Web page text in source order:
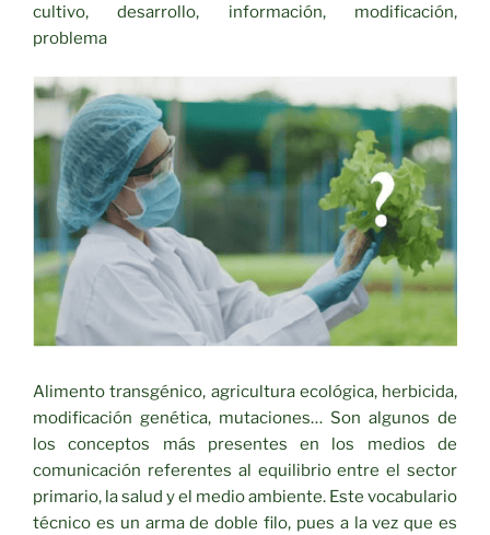
cultivo, desarrollo, información, modificación,
problema
Alimento transgénico, agricultura ecológica, herbicida,
modificación genética, mutaciones… Son algunos de
los conceptos más presentes en los medios de
comunicación referentes al equilibrio entre el sector
primario, la salud y el medio ambiente. Este vocabulario
técnico es un arma de doble filo, pues a la vez que es